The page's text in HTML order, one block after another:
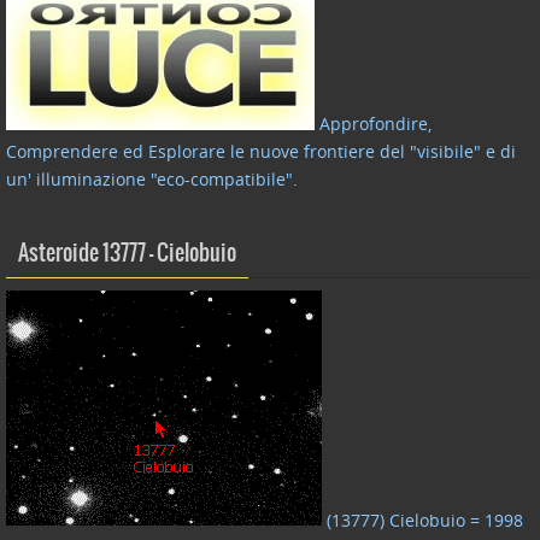
Approfondire,
Comprendere ed Esplorare le nuove frontiere del "visibile" e di
un' illuminazione "eco-compatibile".
Asteroide 13777 – Cielobuio
(13777) Cielobuio = 1998